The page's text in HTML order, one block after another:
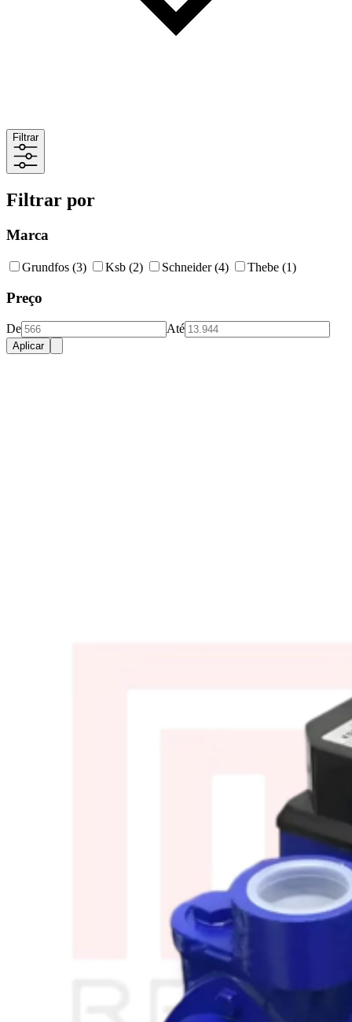
Filtrar
Filtrar por
Marca
Grundfos (3) Ksb (2) Schneider(4) Thebe (1)
Preço
De Até
Aplicar